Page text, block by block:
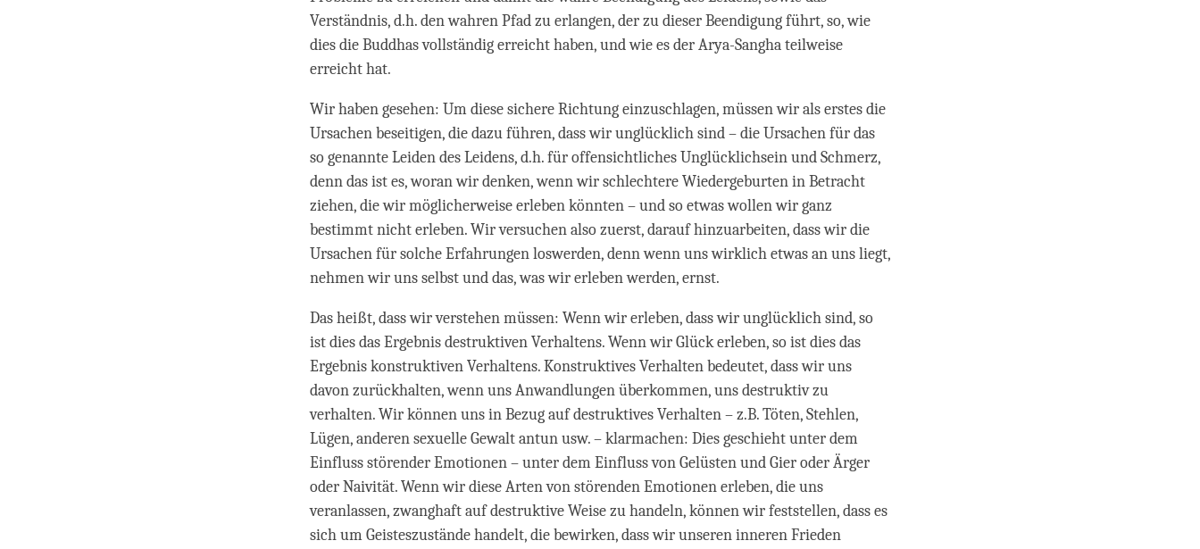
Verständnis, d.h. den wahren Pfad zu erlangen, der zu dieser Beendigung führt, so, wie
dies die Buddhas vollständig erreicht haben, und wie es der Arya-Sangha teilweise
erreicht hat.
Wir haben gesehen: Um diese sichere Richtung einzuschlagen, müssen wir als erstes die
Ursachen beseitigen, die dazu führen, dass wir unglücklich sind – die Ursachen für das
so genannte Leiden des Leidens, d.h. für offensichtliches Unglücklichsein und Schmerz,
denn das ist es, woran wir denken, wenn wir schlechtere Wiedergeburten in Betracht
ziehen, die wir möglicherweise erleben könnten – und so etwas wollen wir ganz
bestimmt nicht erleben. Wir versuchen also zuerst, darauf hinzuarbeiten, dass wir die
Ursachen für solche Erfahrungen loswerden, denn wenn uns wirklich etwas an uns liegt,
nehmen wir uns selbst und das, was wir erleben werden, ernst.
Das heißt, dass wir verstehen müssen: Wenn wir erleben, dass wir unglücklich sind, so
ist dies das Ergebnis destruktiven Verhaltens. Wenn wir Glück erleben, so ist dies das
Ergebnis konstruktiven Verhaltens. Konstruktives Verhalten bedeutet, dass wir uns
davon zurückhalten, wenn uns Anwandlungen überkommen, uns destruktiv zu
verhalten. Wir können uns in Bezug auf destruktives Verhalten – z.B. Töten, Stehlen,
Lügen, anderen sexuelle Gewalt antun usw. – klarmachen: Dies geschieht unter dem
Einfluss störender Emotionen – unter dem Einfluss von Gelüsten und Gier oder Ärger
oder Naivität. Wenn wir diese Arten von störenden Emotionen erleben, die uns
veranlassen, zwanghaft auf destruktive Weise zu handeln, können wir feststellen, dass es
sich um Geisteszustände handelt, die bewirken, dass wir unseren inneren Frieden